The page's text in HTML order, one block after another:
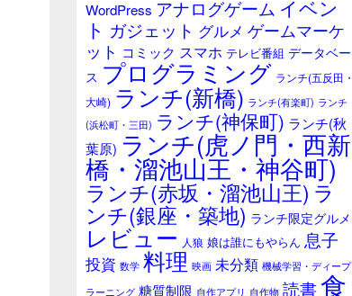
トWordPress アナログゲーム イベン
ト ガジェット グルメ ゲームマーケ
ット コミック スマホ テレビ番組 データベー
ス プログラミング ランチ(五反田・
大崎) ランチ(新橋) ランチ(有楽町) ランチ
(浜松町・三田) ランチ(神保町) ランチ(秋
葉原) ランチ(虎ノ門・西新
橋・溜池山王・神谷町)
ランチ(赤坂・溜池山王) ラ
ンチ(銀座・築地) ランチ限定グルメ
レビュー 人狼 娘は誰にもやらん 息子
投資 数学 料理 映画 未分類 機械学習・ディープ
ラーニング 糖質制限 自作アプリ 自作物 読書食